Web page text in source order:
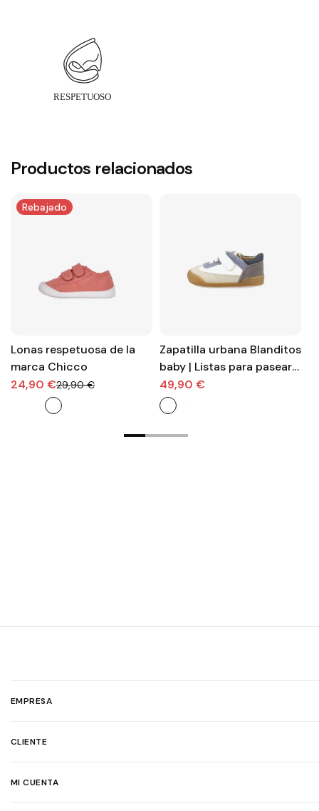
Productos relacionados
Rebajado
Lonas respetuosa de la
marca Chicco
24,90 €29,90 €
Zapatilla urbana Blanditos
baby | Listas para pasear y
conquistar el parque
49,90 €
EMPRESA
CLIENTE
MI CUENTA